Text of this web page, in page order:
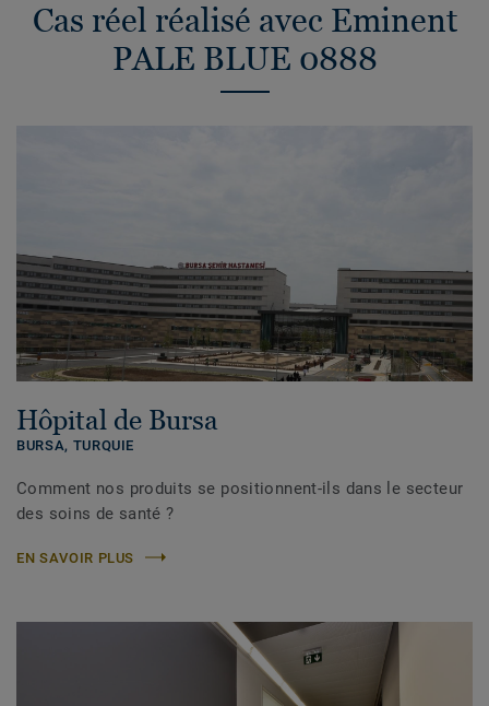
Cas réel réalisé avec Eminent
PALE BLUE 0888
Hôpital de Bursa
BURSA, TURQUIE
Comment nos produits se positionnent-ils dans le secteur
des soins de santé ?
EN SAVOIR PLUS